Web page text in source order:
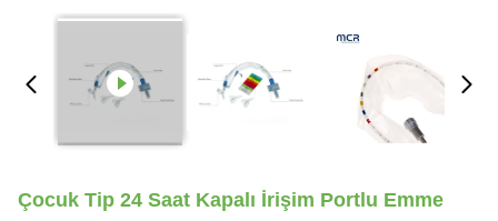
Çocuk Tip 24 Saat Kapalı İrişim Portlu Emme